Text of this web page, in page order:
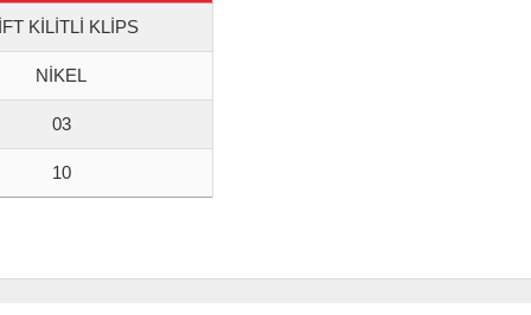
KİLİTLİ KLİPS
NİKEL
03
10